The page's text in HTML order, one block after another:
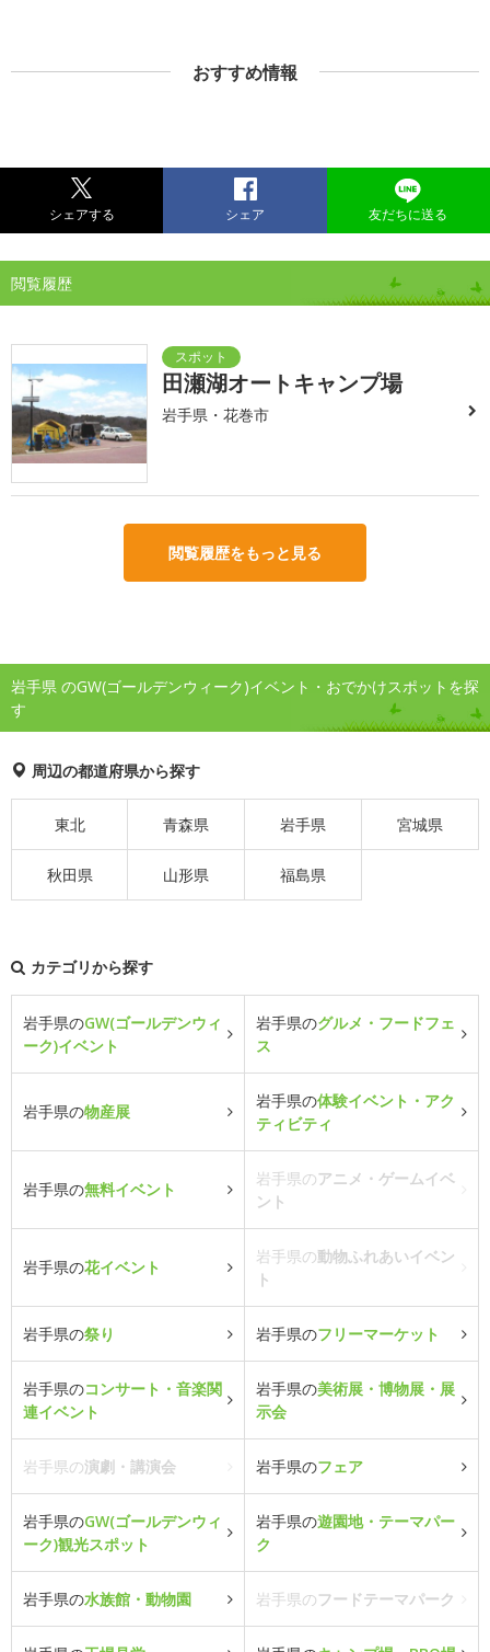
おすすめ情報
シェアする シェア 友だちに送る
閲覧履歴
田瀬湖オートキャンプ場
岩手県・花巻市
閲覧履歴をもっと見る
岩手県 のGW(ゴールデンウィーク)イベント・おでかけスポットを探
す
周辺の都道府県から探す
東北 青森県 岩手県 宮城県
秋田県 山形県 福島県
カテゴリから探す
岩手県のGW(ゴールデンウィ
ーク)イベント
岩手県のグルメ・フードフェ
ス
岩手県の物産展
岩手県の体験イベント・アク
ティビティ
岩手県の無料イベント
岩手県のアニメ・ゲームイベ
ント
岩手県の花イベント
岩手県の動物ふれあいイベン
ト
岩手県の祭り 岩手県のフリーマーケット
岩手県のコンサート・音楽関
連イベント
岩手県の美術展・博物展・展
示会
岩手県の演劇・講演会 岩手県のフェア
岩手県のGW(ゴールデンウィ
ーク)観光スポット
岩手県の遊園地・テーマパー
ク
岩手県の水族館・動物園 岩手県のフードテーマパーク